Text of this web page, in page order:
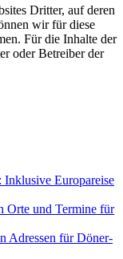
Dritter, auf deren
wir für diese
Für die Inhalte der
oder Betreiber der
Inklusive Europareise
Orte und Termine für
Adressen für Döner-